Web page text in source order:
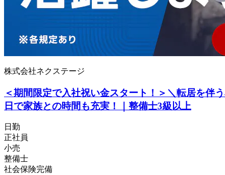
株式会社ネクステージ
＜期間限定で入社祝い金スタート！＞＼転居を伴
日で家族との時間も充実！｜整備士3級以上
日勤
正社員
小売
整備士
社会保険完備